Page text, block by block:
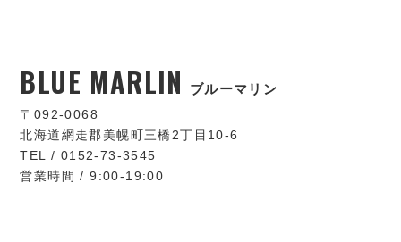
BLUE MARLIN ブルーマリン
〒092-0068
北海道網走郡美幌町三橋2丁目10-6
TEL / 0152-73-3545
営業時間 / 9:00-19:00